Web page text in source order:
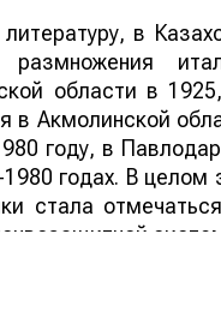
в
области в
в Акмолинской
году, в
годах. В целом
стала